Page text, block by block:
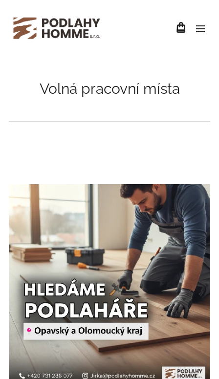
Volná pracovní místa